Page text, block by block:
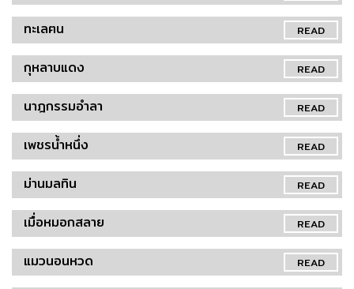
READ
ทะเลฅน
READ
กุหลาบแดง
READ
นาฎกรรมอำลา
READ
เพชรน้ำหนึ่ง
READ
ม่านมลทิน
READ
เมื่อหมอกสลาย
READ
แมวนอนหวด